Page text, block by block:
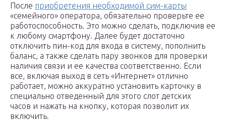
После приобретения необходимой сим-карты
«семейного» оператора, обязательно проверьте ее
работоспособность. Это можно сделать, подключив ее
к любому смартфону. Далее будет достаточно
отключить пин-код для входа в систему, пополнить
баланс, а также сделать пару звонков для проверки
наличия связи и ее качества соответственно. Если
все, включая выход в сеть «Интернет» отлично
работает, можно аккуратно установить карточку в
специально отведенный для этого слот детских
часов и нажать на кнопку, которая позволит их
включить.